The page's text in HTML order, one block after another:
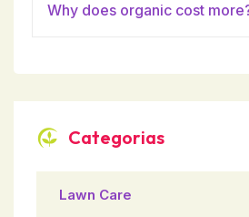
Categorias
Lawn Care
Why does organic cost